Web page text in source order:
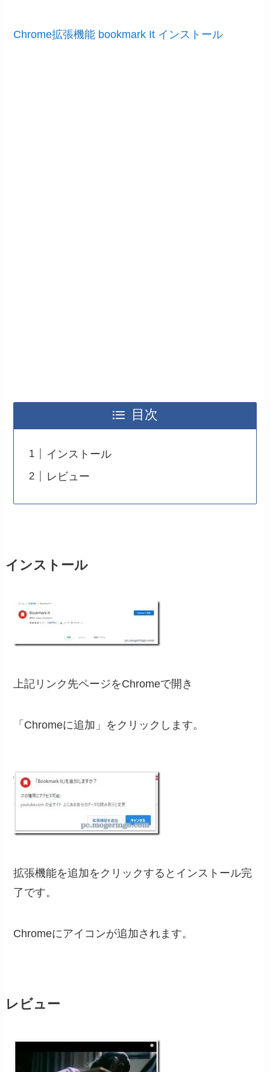
Chrome拡張機能 bookmark It インストール
目次
インストール
レビュー
インストール
上記リンク先ページをChromeで開き
「Chromeに追加」をクリックします。
拡張機能を追加をクリックするとインストール完
了です。
Chromeにアイコンが追加されます。
レビュー